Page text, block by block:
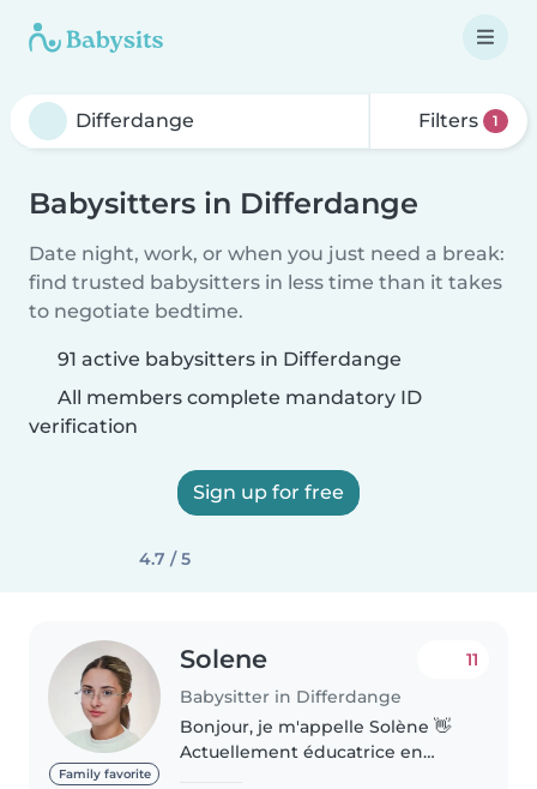
Filters 1
Babysitters in Differdange
Date night, work, or when you just need a break:
find trusted babysitters in less time than it takes
to negotiate bedtime.
91 active babysitters in Differdange
All members complete mandatory ID
verification
Sign up for free
4.7 / 5
Family favorite
Solene
Babysitter in Differdange
11
Bonjour, je m'appelle Solène 👋
Actuellement éducatrice en